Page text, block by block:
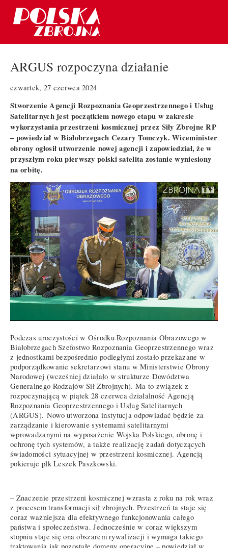
ARGUS rozpoczyna działanie
czwartek, 27 czerwca 2024
Stworzenie Agencji Rozpoznania Geoprzestrzennego i Usług
Satelitarnych jest początkiem nowego etapu w zakresie
wykorzystania przestrzeni kosmicznej przez Siły Zbrojne RP
– powiedział w Białobrzegach Cezary Tomczyk. Wiceminister
obrony ogłosił utworzenie nowej agencji i zapowiedział, że w
przyszłym roku pierwszy polski satelita zostanie wyniesiony
na orbitę.
Podczas uroczystości w Ośrodku Rozpoznania Obrazowego w
Białobrzegach Szefostwo Rozpoznania Geoprzestrzennego wraz
z jednostkami bezpośrednio podległymi zostało przekazane w
podporządkowanie sekretarzowi stanu w Ministerstwie Obrony
Narodowej (wcześniej działało w strukturze Dowództwa
Generalnego Rodzajów Sił Zbrojnych). Ma to związek z
rozpoczynającą w piątek 28 czerwca działalność Agencją
Rozpoznania Geoprzestrzennego i Usług Satelitarnych
(ARGUS). Nowo utworzona instytucja odpowiadać będzie za
zarządzanie i kierowanie systemami satelitarnymi
wprowadzanymi na wyposażenie Wojska Polskiego, obronę i
ochronę tych systemów, a także realizację zadań dotyczących
świadomości sytuacyjnej w przestrzeni kosmicznej. Agencją
pokieruje płk Leszek Paszkowski.
– Znaczenie przestrzeni kosmicznej wzrasta z roku na rok wraz
z procesem transformacji sił zbrojnych. Przestrzeń ta staje się
coraz ważniejsza dla efektywnego funkcjonowania całego
państwa i społeczeństwa. Jednocześnie w coraz większym
stopniu staje się ona obszarem rywalizacji i wymaga takiego